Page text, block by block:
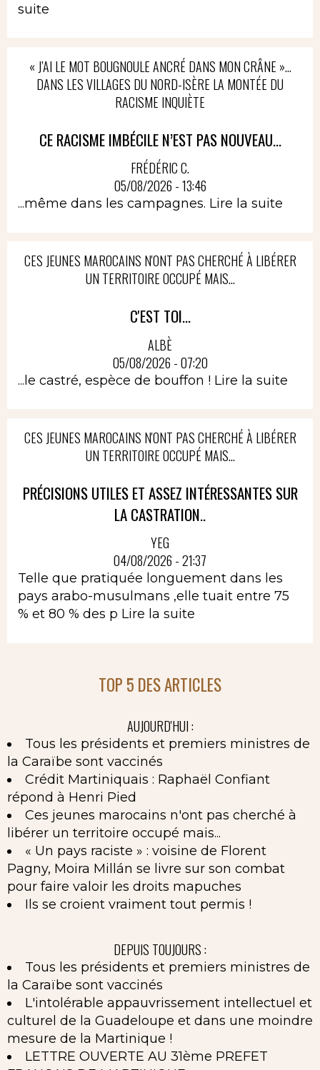
suite
« J’AI LE MOT BOUGNOULE ANCRÉ DANS MON CRÂNE »…
DANS LES VILLAGES DU NORD-ISÈRE LA MONTÉE DU
RACISME INQUIÈTE
CE RACISME IMBÉCILE N’EST PAS NOUVEAU...
FRÉDÉRIC C.
05/08/2026 - 13:46
...même dans les campagnes. Lire la suite
CES JEUNES MAROCAINS N'ONT PAS CHERCHÉ À LIBÉRER
UN TERRITOIRE OCCUPÉ MAIS...
C'EST TOI...
ALBÈ
05/08/2026 - 07:20
...le castré, espèce de bouffon ! Lire la suite
CES JEUNES MAROCAINS N'ONT PAS CHERCHÉ À LIBÉRER
UN TERRITOIRE OCCUPÉ MAIS...
PRÉCISIONS UTILES ET ASSEZ INTÉRESSANTES SUR
LA CASTRATION..
YEG
04/08/2026 - 21:37
Telle que pratiquée longuement dans les
pays arabo-musulmans ,elle tuait entre 75
% et 80 % des p Lire la suite
TOP 5 DES ARTICLES
AUJOURD'HUI :
Tous les présidents et premiers ministres de
la Caraïbe sont vaccinés
Crédit Martiniquais : Raphaël Confiant
répond à Henri Pied
Ces jeunes marocains n'ont pas cherché à
libérer un territoire occupé mais...
« Un pays raciste » : voisine de Florent
Pagny, Moira Millán se livre sur son combat
pour faire valoir les droits mapuches
Ils se croient vraiment tout permis !
DEPUIS TOUJOURS :
Tous les présidents et premiers ministres de
la Caraïbe sont vaccinés
L'intolérable appauvrissement intellectuel et
culturel de la Guadeloupe et dans une moindre
mesure de la Martinique !
LETTRE OUVERTE AU 31ème PREFET